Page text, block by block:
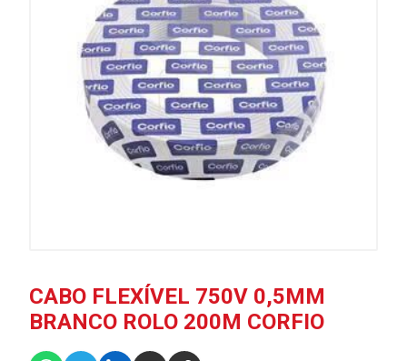
CABO FLEXÍVEL 750V 0,5MM
BRANCO ROLO 200M CORFIO